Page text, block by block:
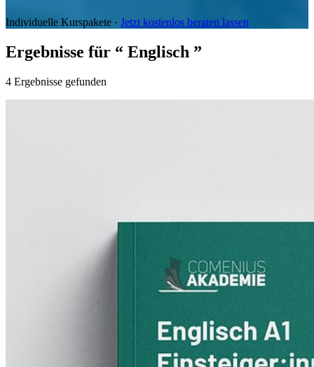
Individuelle Kurspakete · Jetzt kostenlos beraten lassen
Ergebnisse für “ Englisch ”
4 Ergebnisse gefunden